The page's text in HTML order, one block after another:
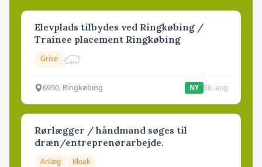
Elevplads tilbydes ved Ringkøbing /
Trainee placement Ringkøbing
Grise
6950, Ringkøbing NY 06. aug.
Rørlægger / håndmand søges til
dræn/entreprenørarbejde.
Anlæg Kloak